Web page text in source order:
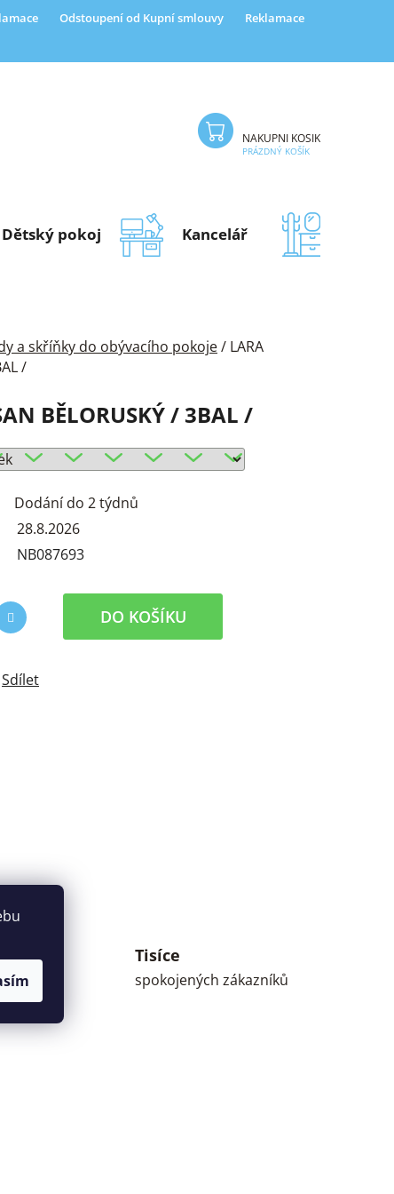
Odstoupení od Kupní smlouvy Reklamace
NÁKUPNÍ KOŠÍK
PRÁZDNÝ KOŠÍK
Dětský pokoj Kancelář
a skříňky do obývacího pokoje/ LARA
/
BĚLORUSKÝ / 3BAL /
Dodání do 2 týdnů
28.8.2026
NB087693
DO KOŠÍKU
Sdílet
Tisíce
spokojených zákazníků